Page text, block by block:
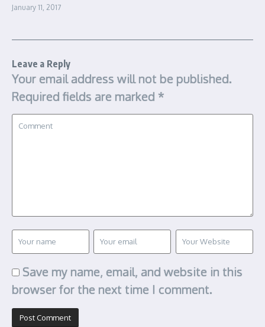
January 11, 2017
Leave a Reply
Your email address will not be published.
Required fields are marked *
Save my name, email, and website in this
browser for the next time I comment.